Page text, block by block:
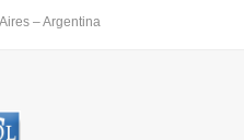
– Argentina